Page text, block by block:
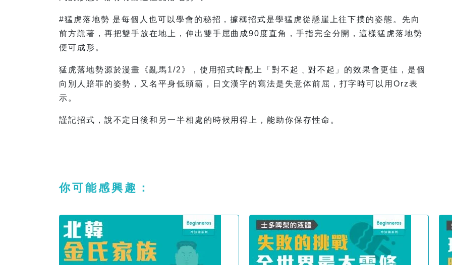
#猛虎落地勢 是每個人也可以學會的秘招，據稱招式是學猛虎從懸崖上往下撲的姿態。先向
前方跪著，再把雙手放在地上，伸出雙手屈曲成90度直角，手指完全分開，這樣猛虎落地勢
便可成形。
猛虎落地勢源於漫畫《亂馬1/2》，使用招式時配上「對不起﹑對不起」的效果會更佳，是個
向別人賠罪的姿勢，又名平身低頭霸，日文漢字的寫法是失意体前屈，打字時可以用Orz表
示。
謹記招式，說不定日後和另一半相處的時候用得上，能助你保存性命。
你可能感興趣：